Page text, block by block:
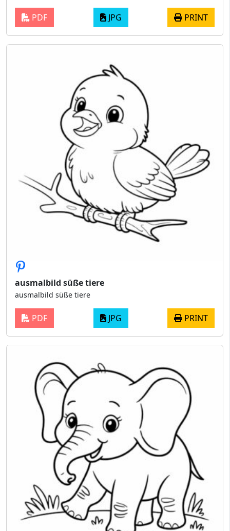
PDF JPG PRINT
ausmalbild süße tiere
ausmalbild süße tiere
PDF JPG PRINT